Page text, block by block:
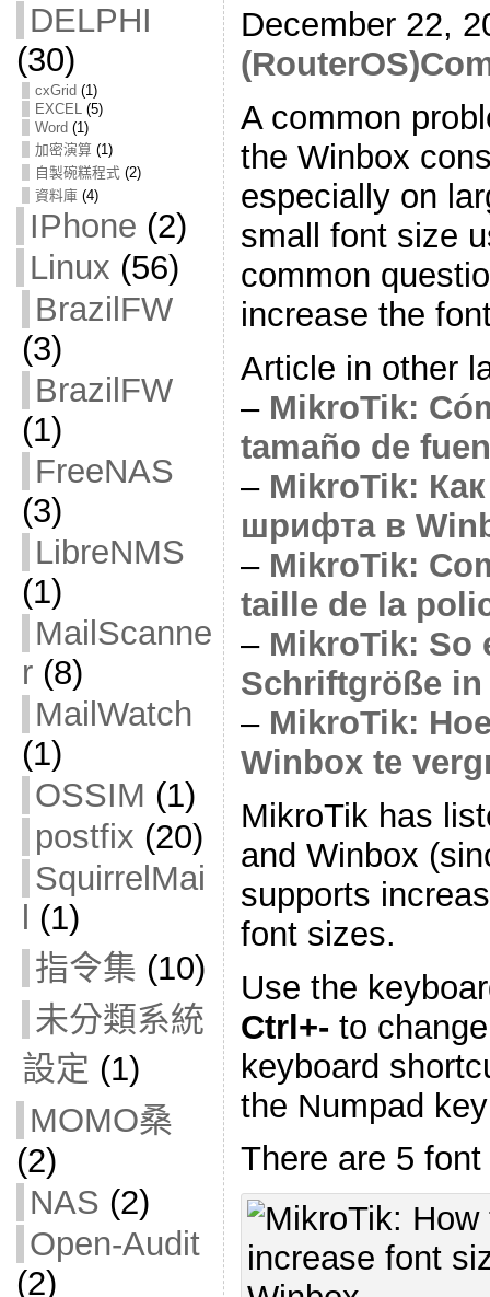
DELPHI
(30)
cxGrid (1)
EXCEL(5)
Word (1)
加密演算(1)
自製碗糕程式(2)
資料庫(4)
IPhone (2)
Linux (56)
BrazilFW
(3)
BrazilFW
(1)
FreeNAS
(3)
LibreNMS
(1)
MailScanne
r(8)
MailWatch
(1)
OSSIM (1)
postfix (20)
SquirrelMai
(1)
指令集 (10)
未分類系統
設定 (1)
MOMO桑
(2)
NAS (2)
Open-Audit
(2)
December 22,
(RouterOS)
A common
the Winbox
especially on
small font size
common
increase the
Article in other
– MikroTik:
tamaño de
– MikroTik:
шрифта в
– MikroTik:
taille de la
– MikroTik: So
Schriftgröße
– MikroTik:
Winbox te
MikroTik has
and Winbox
supports
font sizes.
Use the
Ctrl+- to
keyboard
the Numpad
There are 5